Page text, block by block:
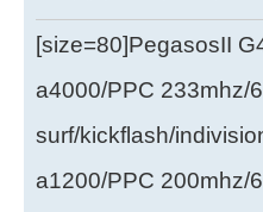
[size=80]PegasosII
a4000/PPC 233mhz/
surf/kickflash/
a1200/PPC 200mhz/